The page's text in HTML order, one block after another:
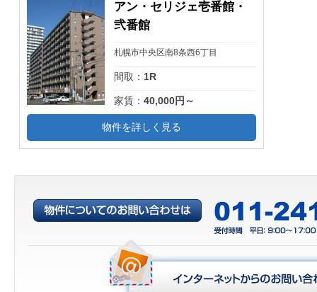
アン・セリジェ壱番館・
弐番館
札幌市中央区南8条西6丁目
間取： 1R
家賃：40,000円～
物件を詳しく見る